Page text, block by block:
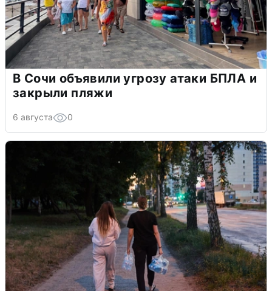
В Сочи объявили угрозу атаки БПЛА и
закрыли пляжи
6 августа 0